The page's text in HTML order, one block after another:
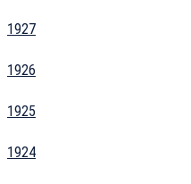
1927
1926
1925
1924